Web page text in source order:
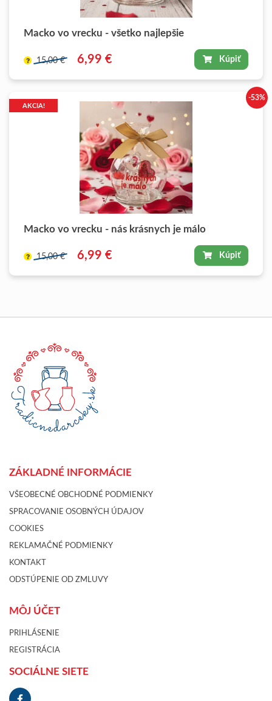
Macko vo vrecku - všetko najlepšie
15,00 € 6,99 € Kúpiť
AKCIA!
-53%
Macko vo vrecku - nás krásnych je málo
15,00 € 6,99 € Kúpiť
ZÁKLADNÉ INFORMÁCIE
VŠEOBECNÉ OBCHODNÉ PODMIENKY
SPRACOVANIE OSOBNÝCH ÚDAJOV
COOKIES
REKLAMAČNÉ PODMIENKY
KONTAKT
ODSTÚPENIE OD ZMLUVY
MÔJ ÚČET
PRIHLÁSENIE
REGISTRÁCIA
SOCIÁLNE SIETE